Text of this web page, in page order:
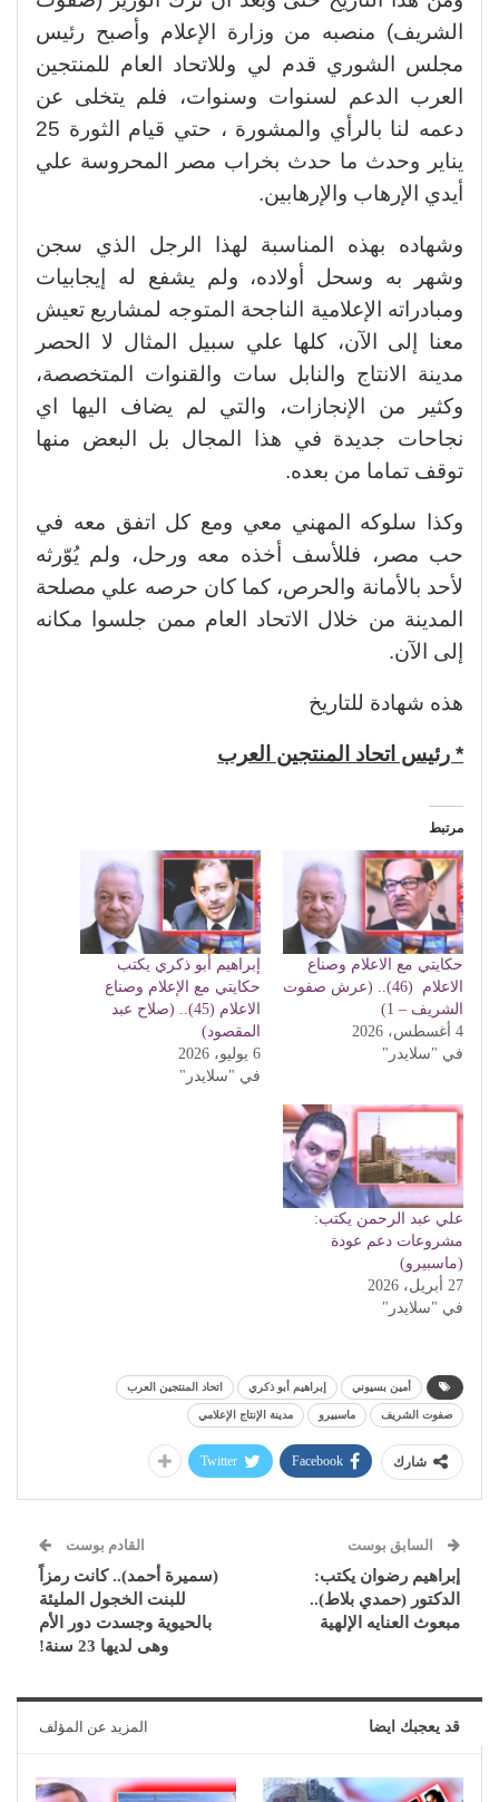
الشريف) منصبه من وزارة الإعلام وأصبح رئيس
مجلس الشوري قدم لي وللاتحاد العام للمنتجين
العرب الدعم لسنوات وسنوات، فلم يتخلى عن
دعمه لنا بالرأي والمشورة ، حتي قيام الثورة 25
يناير وحدث ما حدث بخراب مصر المحروسة علي
أيدي الإرهاب والإرهابين.
وشهاده بهذه المناسبة لهذا الرجل الذي سجن
وشهر به وسحل أولاده، ولم يشفع له إيجابيات
ومبادراته الإعلامية الناجحة المتوجه لمشاريع تعيش
معنا إلى الآن، كلها علي سبيل المثال لا الحصر
مدينة الانتاج والنابل سات والقنوات المتخصصة،
وكثير من الإنجازات، والتي لم يضاف اليها اي
نجاحات جديدة في هذا المجال بل البعض منها
توقف تماما من بعده.
وكذا سلوكه المهني معي ومع كل اتفق معه في
حب مصر، فللأسف أخذه معه ورحل، ولم يُوّرثه
لأحد بالأمانة والحرص، كما كان حرصه علي مصلحة
المدينة من خلال الاتحاد العام ممن جلسوا مكانه
إلى الآن.
هذه شهادة للتاريخ
* رئيس اتحاد المنتجين العرب
مرتبط
حكايتي مع الاعلام وصناع
الاعلام (46).. (عرش صفوت
الشريف – 1)
4 أغسطس، 2026
في "سلايدر"
إبراهيم أبو ذكري يكتب
حكايتي مع الإعلام وصناع
الاعلام (45).. (صلاح عبد
المقصود)
6 يوليو، 2026
في "سلايدر"
علي عبد الرحمن يكتب:
مشروعات دعم عودة
(ماسبيرو)
27 أبريل، 2026
في "سلايدر"
أمين بسيوني إبراهيم أبو ذكري اتحاد المنتجين العرب
صفوت الشريف ماسبيرو مدينة الإنتاج الإعلامي
شارك Facebook
Twitter
السابق بوست
إبراهيم رضوان يكتب:
الدكتور (حمدي بلاط)..
مبعوث العنايه الإلهية
القادم بوست
(سميرة أحمد).. كانت رمزاً
للبنت الخجول المليئة
بالحيوية وجسدت دور الأم
وهى لديها 23 سنة!
قد يعجبك ايضا المزيد عن المؤلف